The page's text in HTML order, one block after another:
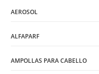
AEROSOL
ALFAPARF
AMPOLLAS PARA CABELLO